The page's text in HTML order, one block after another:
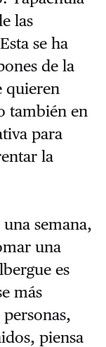
las
se ha
de la
quieren
también en
para
la
semana,
una
es
más
piensa